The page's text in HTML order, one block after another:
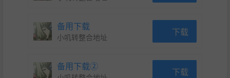
备用下载
小叽转整合地址 下载
备用下载② 下载